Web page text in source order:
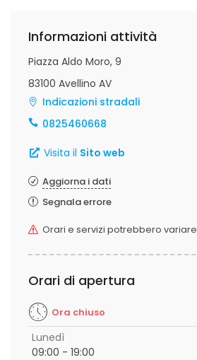
Informazioni attività
Piazza Aldo Moro, 9
83100 Avellino AV
Indicazioni stradali
0825460668
Visita il Sito web
Aggiorna i dati
Segnala errore
Orari e servizi potrebbero variare
Orari di apertura
Ora chiuso
Lunedì
09:00 - 19:00